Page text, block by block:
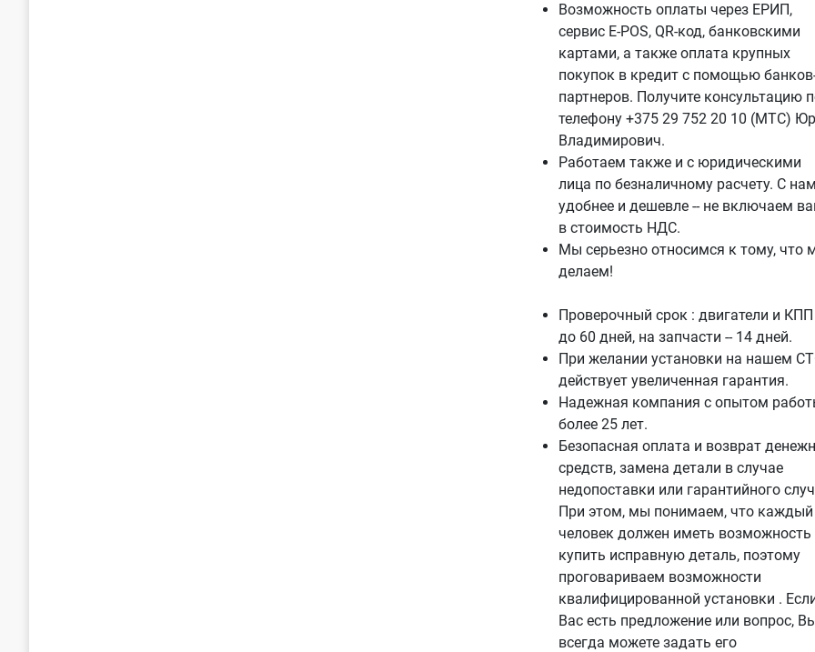
Возможность оплаты через ЕРИП,
сервис E-POS, QR-код, банковскими
картами, а также оплата крупных
покупок в кредит с помощью
партнеров. Получите консультацию
телефону +375 29 752 20 10 (МТС)
Владимирович.
Работаем также и с юридическими
лица по безналичному расчету. С
удобнее и дешевле -- не включаем
в стоимость НДС.
Мы серьезно относимся к тому, что
делаем!
Проверочный срок : двигатели и КПП
до 60 дней, на запчасти -- 14 дней.
При желании установки на нашем
действует увеличенная гарантия.
Надежная компания с опытом
более 25 лет.
Безопасная оплата и возврат
средств, замена детали в случае
недопоставки или гарантийного
При этом, мы понимаем, что каждый
человек должен иметь возможность
купить исправную деталь, поэтому
проговариваем возможности
квалифицированной установки .
Вас есть предложение или вопрос,
всегда можете задать его